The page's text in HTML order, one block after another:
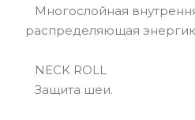
Многослойная
распределяющая
NECK ROLL
Защита шеи.